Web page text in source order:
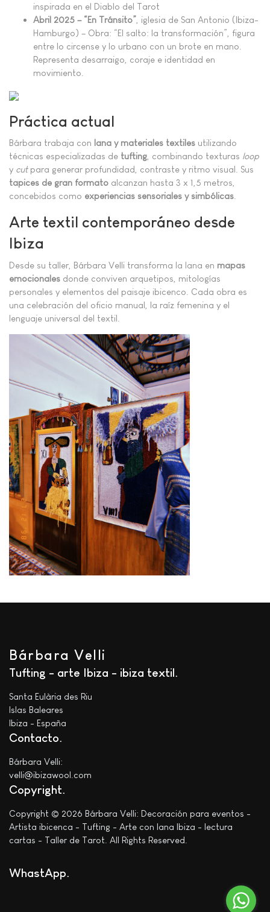
inspirada en el Diablo del Tarot
Abril 2025 – “En Tránsito” , iglesia de San Antonio (Ibiza-
Hamburgo) – Obra: “El salto: la transformación”, figura
entre lo circense y lo urbano con un brote en mano.
Representa desarraigo, coraje e identidad en
movimiento.
Práctica actual
Bárbara trabaja con lana y materiales textiles utilizando
técnicas especializadas de tufting , combinando texturas loop
y cutpara generar profundidad, contraste y ritmo visual. Sus
tapices de gran formato alcanzan hasta 3 x 1,5 metros,
concebidos como experiencias sensoriales y simbólicas
Arte textil contemporáneo desde
Ibiza
Desde su taller, Bárbara Velli transforma la lana en mapas
emocionales donde conviven arquetipos, mitologías
personales y elementos del paisaje ibicenco. Cada obra es
una celebración del oficio manual, la raíz femenina y el
lenguaje universal del textil.
Bárbara Velli
Tufting - arte Ibiza - ibiza textil
Santa Eulària des Riu
Islas Baleares
Ibiza - España
Contacto
Bárbara Velli:
velli@ibizawool.com
Copyright
Copyright © 2026 Bárbara Velli: Decoración para eventos -
Artista ibicenca - Tufting - Arte con lana Ibiza - lectura
cartas - Taller de Tarot. All Rights Reserved.
WhastApp